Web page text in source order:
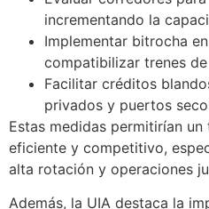
incrementando la
Implementar bitrocha
compatibilizar trenes de
Facilitar créditos
privados y puertos
Estas medidas permitirían
eficiente y competitivo,
alta rotación y operaciones
Además, la UIA destaca la